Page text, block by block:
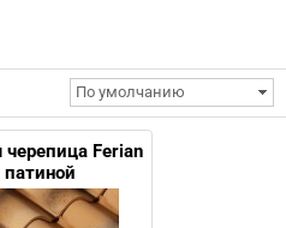
По умолчанию
Ferian
патиной